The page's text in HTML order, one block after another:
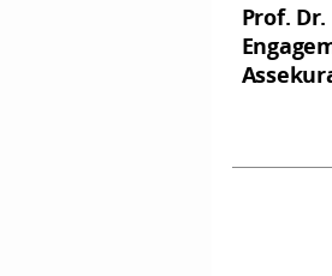
Prof.